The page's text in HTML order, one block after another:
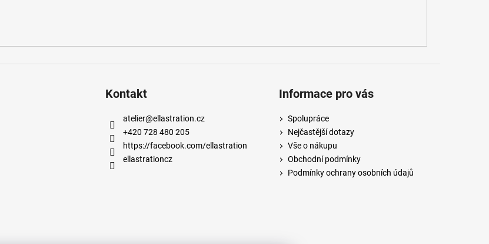
Kontakt
atelier@ellastration.cz
+420 728 480 205
https://facebook.com/ellastration
ellastrationcz
Informace pro vás
Spolupráce
Nejčastější dotazy
Vše o nákupu
Obchodní podmínky
Podmínky ochrany osobních údajů